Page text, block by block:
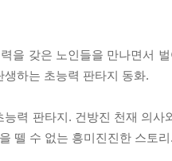
을 갖은 노인들을 만나면서
하는 초능력 판타지 동화.
력 판타지. 건방진 천재 의
뗄 수 없는 흥미진진한 스토리.